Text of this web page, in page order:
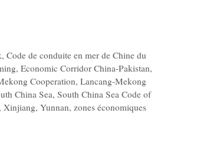
,Code de conduite en mer de Chine du
, Economic Corridor China-Pakistan,
Cooperation, Lancang-Mekong
China Sea, South China Sea Code of
, Xinjiang, Yunnan, zones économiques